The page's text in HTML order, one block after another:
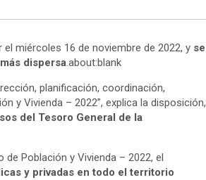
miércoles 16 de noviembre de 2022, y se
dispersa.about:blank
planificación, coordinación,
y Vivienda – 2022”, explica la disposición,
del Tesoro General de la
Población y Vivienda – 2022, el
y privadas en todo el territorio